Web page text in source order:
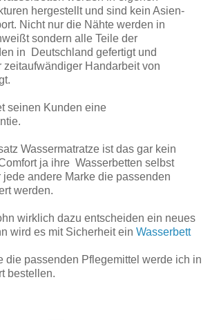
hergestellt und sind kein Asien-
Nicht nur die Nähte werden in
sondern alle Teile der
in Deutschland gefertigt und
Handarbeit von
seinen Kunden eine
Wassermatratze ist das gar kein
ja ihre Wasserbetten selbst
jede andere Marke die passenden
werden.
wirklich dazu entscheiden ein neues
wird es mit Sicherheit ein Wasserbett
die passenden Pflegemittel werde ich in
bestellen.